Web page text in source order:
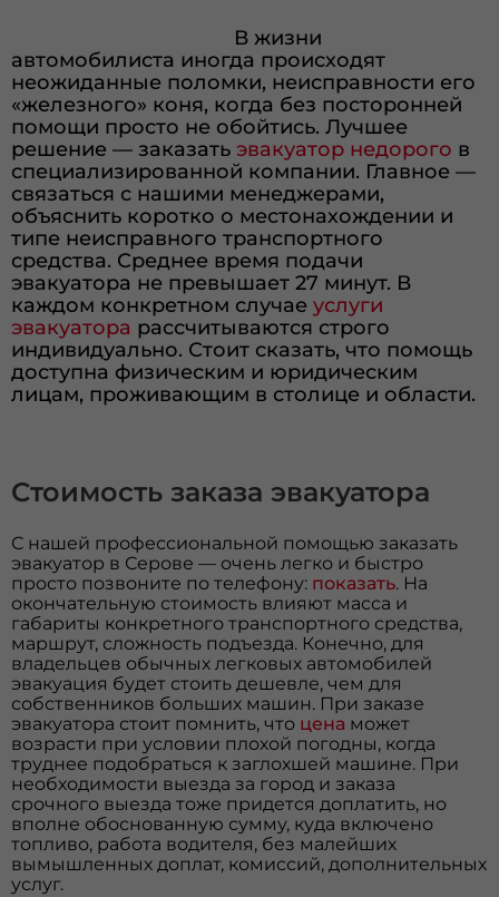
В жизни
автомобилиста иногда происходят
неожиданные поломки, неисправности его
«железного» коня, когда без посторонней
помощи просто не обойтись. Лучшее
решение — заказатьэвакуатор недорого в
специализированной компании. Главное —
связаться с нашими менеджерами,
объяснить коротко о местонахождении и
типе неисправного транспортного
средства. Среднее время подачи
эвакуатора не превышает 27 минут. В
каждом конкретном случаеуслуги
эвакуатора рассчитываются строго
индивидуально. Стоит сказать, что помощь
доступна физическим и юридическим
лицам, проживающим в столице и области.
Стоимость заказа эвакуатора
С нашей профессиональной помощью заказать
эвакуатор в Серове — очень легко и быстро
просто позвоните по телефону: показать. На
окончательную стоимость влияют масса и
габариты конкретного транспортного средства,
маршрут, сложность подъезда. Конечно, для
владельцев обычных легковых автомобилей
эвакуация будет стоить дешевле, чем для
собственников больших машин. При заказе
эвакуатора стоит помнить, что цена может
возрасти при условии плохой погодны, когда
труднее подобраться к заглохшей машине. При
необходимости выезда за город и заказа
срочного выезда тоже придется доплатить, но
вполне обоснованную сумму, куда включено
топливо, работа водителя, без малейших
вымышленных доплат, комиссий, дополнительных
услуг.